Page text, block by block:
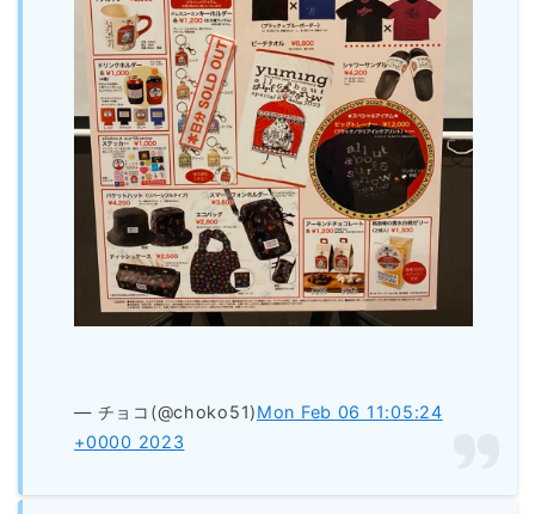
— チョコ(@choko51)Mon Feb 06 11:05:24
+0000 2023